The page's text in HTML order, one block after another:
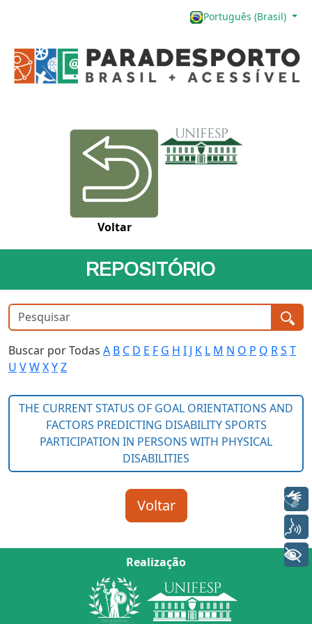
Português (Brasil)
Voltar
REPOSITÓRIO
Buscar por Todas A B C D E F G H I J K L M N O P Q RS T
U VWXYZ
Realização